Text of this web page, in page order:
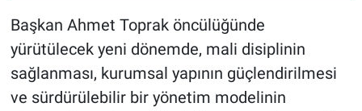
Başkan Ahmet Toprak öncülüğünde
yürütülecek yeni dönemde, mali disiplinin
sağlanması, kurumsal yapının güçlendirilmesi
ve sürdürülebilir bir yönetim modelinin